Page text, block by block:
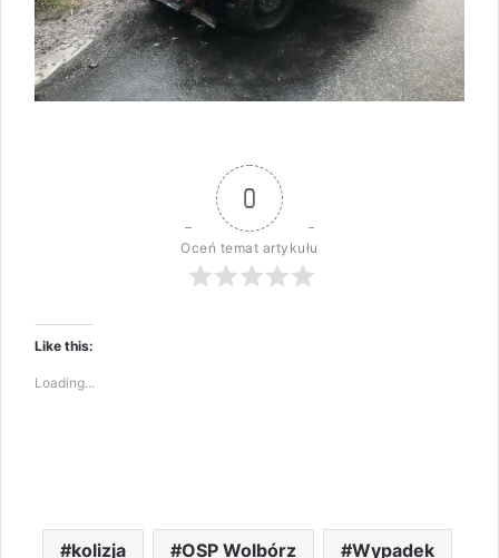
0
Oceń temat artykułu
Like this:
Loading...
kolizja OSP Wolbórz Wypadek